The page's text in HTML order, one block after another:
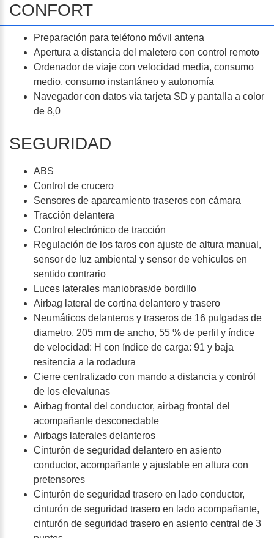
CONFORT
Preparación para teléfono móvil antena
Apertura a distancia del maletero con control remoto
Ordenador de viaje con velocidad media, consumo
medio, consumo instantáneo y autonomía
Navegador con datos vía tarjeta SD y pantalla a color
de 8,0
SEGURIDAD
ABS
Control de crucero
Sensores de aparcamiento traseros con cámara
Tracción delantera
Control electrónico de tracción
Regulación de los faros con ajuste de altura manual,
sensor de luz ambiental y sensor de vehículos en
sentido contrario
Luces laterales maniobras/de bordillo
Airbag lateral de cortina delantero y trasero
Neumáticos delanteros y traseros de 16 pulgadas de
diametro, 205 mm de ancho, 55 % de perfil y índice
de velocidad: H con índice de carga: 91 y baja
resitencia a la rodadura
Cierre centralizado con mando a distancia y contról
de los elevalunas
Airbag frontal del conductor, airbag frontal del
acompañante desconectable
Airbags laterales delanteros
Cinturón de seguridad delantero en asiento
conductor, acompañante y ajustable en altura con
pretensores
Cinturón de seguridad trasero en lado conductor,
cinturón de seguridad trasero en lado acompañante,
cinturón de seguridad trasero en asiento central de 3